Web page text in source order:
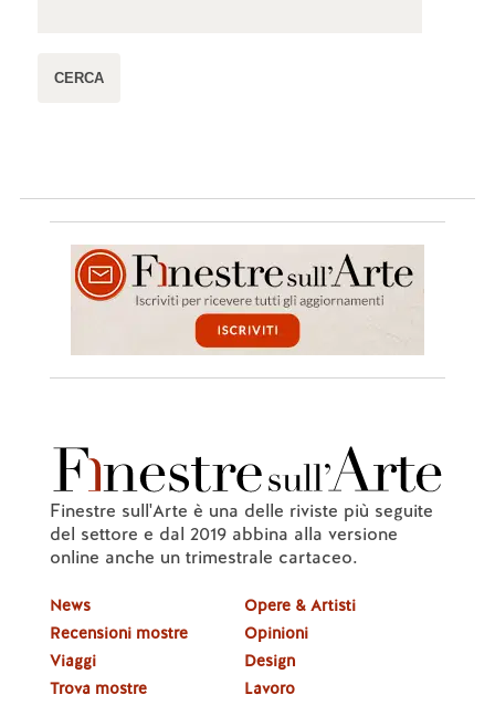
Finestre sull'Arte è una delle riviste più seguite
del settore e dal 2019 abbina alla versione
online anche un trimestrale cartaceo.
News
Recensioni mostre
Viaggi
Trova mostre
Opere & Artisti
Opinioni
Design
Lavoro